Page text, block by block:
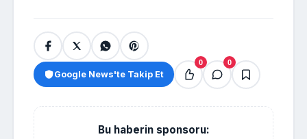
Google News'te Takip Et
0 0
Bu haberin sponsoru: